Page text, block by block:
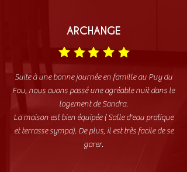
ARCHANGE
Suite à une bonne journée en famille au Puy du
Fou, nous avons passé une agréable nuit dans le
logement de Sandra.
La maison est bien équipée ( Salle d'eau pratique
et terrasse sympa). De plus, il est très facile de se
garer.